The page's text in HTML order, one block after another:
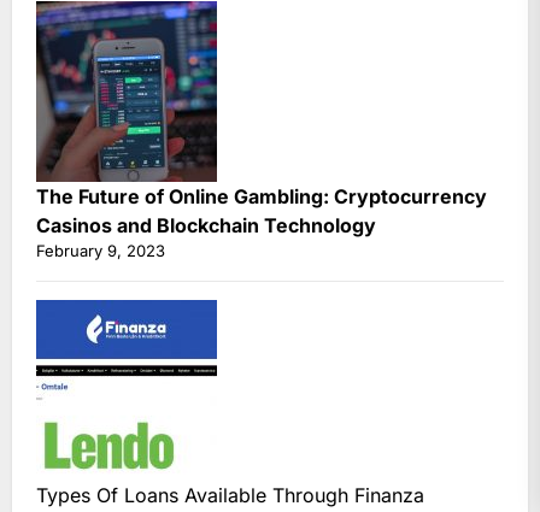
The Future of Online Gambling: Cryptocurrency
Casinos and Blockchain Technology
February 9, 2023
Types Of Loans Available Through Finanza